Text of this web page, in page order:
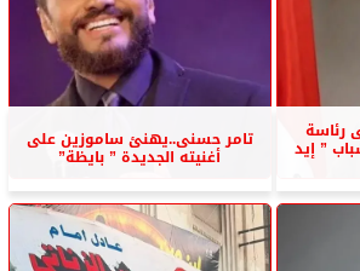
رئاسة
” إيد تامر حسنى..يهنئ ساموزين على
أغنيته الجديدة ” بايظة”